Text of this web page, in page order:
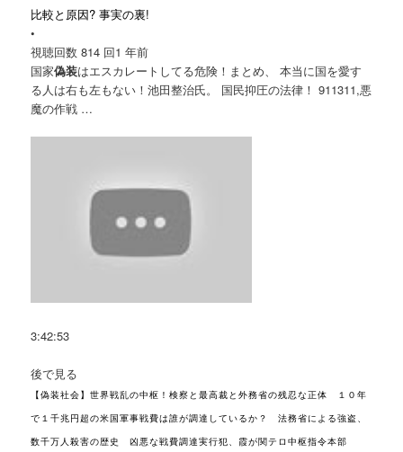
比較と原因? 事実の裏!
•
視聴回数 814 回1 年前
国家偽装はエスカレートしてる危険！まとめ、 本当に国を愛す
る人は右も左もない！池田整治氏。 国民抑圧の法律！ 911311,悪
魔の作戦 …
3:42:53
後で見る
【偽装社会】世界戦乱の中枢！検察と最高裁と外務省の残忍な正体 １０年
で１千兆円超の米国軍事戦費は誰が調達しているか？ 法務省による強盗、
数千万人殺害の歴史 凶悪な戦費調達実行犯、霞が関テロ中枢指令本部